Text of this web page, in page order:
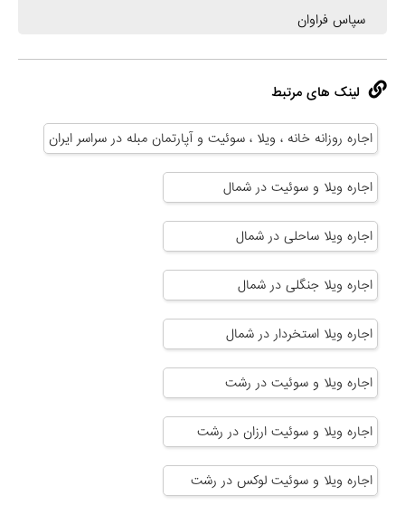
سپاس فراوان
لینک های مرتبط
اجاره روزانه خانه ، ویلا ، سوئیت و آپارتمان مبله در سراسر ایران
اجاره ویلا و سوئیت در شمال
اجاره ویلا ساحلی در شمال
اجاره ویلا جنگلی در شمال
اجاره ویلا استخردار در شمال
اجاره ویلا و سوئیت در رشت
اجاره ویلا و سوئیت ارزان در رشت
اجاره ویلا و سوئیت لوکس در رشت